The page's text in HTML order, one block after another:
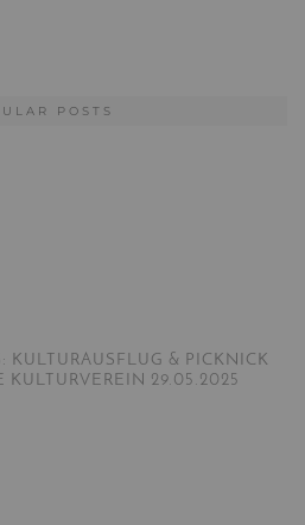
POSTS
KULTURAUSFLUG & PICKNICK
KULTURVEREIN 29.05.2025